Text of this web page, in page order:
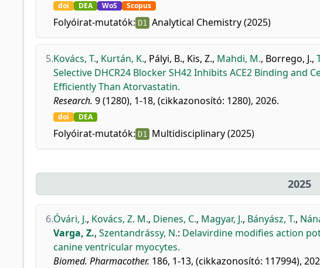
doi DEA WoS Scopus
Folyóirat-mutatók: D1 Analytical Chemistry (2025)
5.Kovács, T., Kurtán, K., Pályi, B., Kis, Z., Mahdi, M., Borrego, J.,
Selective DHCR24 Blocker SH42 Inhibits ACE2 Binding and
Efficiently Than Atorvastatin.
Research. 9 (1280), 1-18, (cikkazonosító: 1280), 2026.
doi DEA
Folyóirat-mutatók: D1 Multidisciplinary (2025)
2025
6.Óvári, J., Kovács, Z. M., Dienes, C., Magyar, J., Bányász, T.,
Varga, Z., Szentandrássy, N.: Delavirdine modifies action
canine ventricular myocytes.
Biomed. Pharmacother. 186, 1-13, (cikkazonosító: 117994),